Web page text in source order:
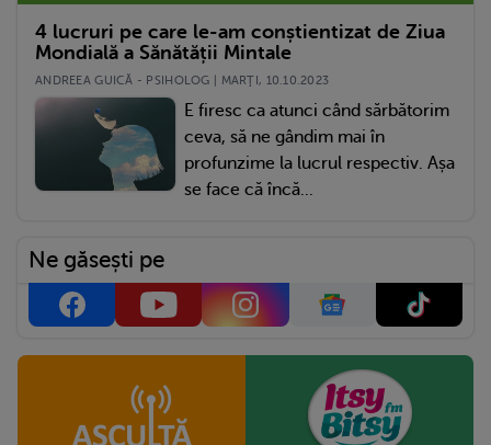
4 lucruri pe care le-am conștientizat de Ziua
Mondială a Sănătății Mintale
ANDREEA GUICĂ - PSIHOLOG | MARŢI, 10.10.2023
E firesc ca atunci când sărbătorim
ceva, să ne gândim mai în
profunzime la lucrul respectiv. Așa
se face că încă...
Ne găsești pe